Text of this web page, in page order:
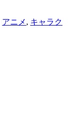
アニメ , キャラク